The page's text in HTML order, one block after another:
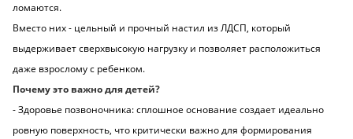
ломаются.
Вместо них - цельный и прочный настил из ЛДСП, который
выдерживает сверхвысокую нагрузку и позволяет расположиться
даже взрослому с ребенком.
Почему это важно для детей?
- Здоровье позвоночника: сплошное основание создает идеально
ровную поверхность, что критически важно для формирования